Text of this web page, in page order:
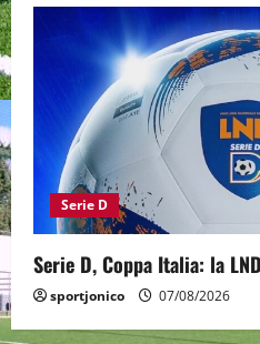
Serie D
Serie D, Coppa Italia: la
sportjonico 07/08/2026